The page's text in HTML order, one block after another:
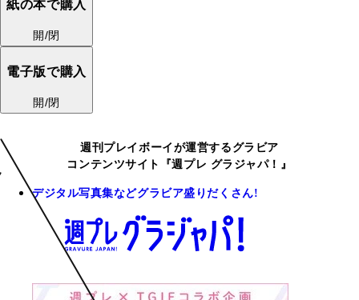
紙の本で購入
開/閉
電子版で購入
開/閉
週刊プレイボーイが運営するグラビア
コンテンツサイト『週プレ グラジャパ！』
デジタル写真集などグラビア盛りだくさん!